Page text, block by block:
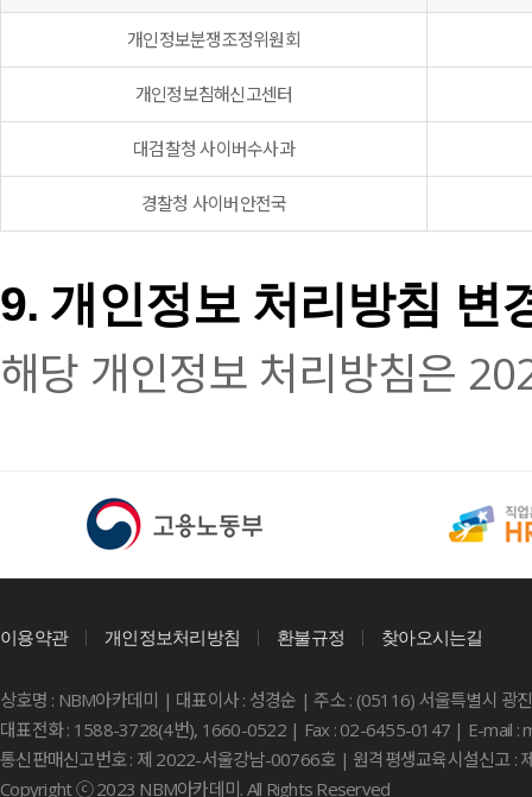
개인정보분쟁조정위원회
개인정보침해신고센터
대검찰청 사이버수사과
경찰청 사이버안전국
9. 개인정보 처리방침 변
해당 개인정보 처리방침은
이용약관 개인정보처리방침 환불규정 찾아오시는길
상호명 : NBM아카데미 | 대표이사 : 성경순 | 주소 : (05116) 서울특별시
대표전화 : 1588-3728(4번), 1660-0522 | Fax : 02-6455-0147 | E-mail :
통신판매신고번호 : 제 2022-서울강남-00766호 | 원격평생교육시설신고 :
Copyright ⓒ 2023 NBM아카데미. All Rights Reserved